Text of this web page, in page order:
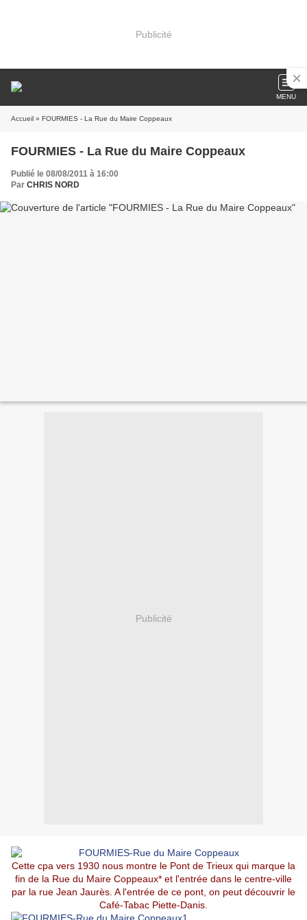
Publicité
MENU
Accueil » FOURMIES - La Rue du Maire Coppeaux
FOURMIES - La Rue du Maire Coppeaux
Publié le 08/08/2011 à 16:00
Par CHRIS NORD
Publicité
Cette cpa vers 1930 nous montre le Pont de Trieux qui marque la
fin de la Rue du Maire Coppeaux* et l'entrée dans le centre-ville
par la rue Jean Jaurès. A l'entrée de ce pont, on peut découvrir le
Café-Tabac Piette-Danis.